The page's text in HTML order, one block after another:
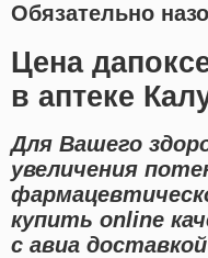
Обязательно
Цена
в аптеке
Для Вашего
увеличения
купить online
с авиа